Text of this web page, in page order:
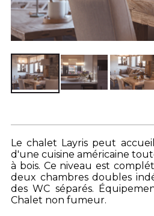
Le chalet Layris peut
d'une cuisine américaine
à bois. Ce niveau est
deux chambres doubles
des WC séparés.
Chalet non fumeur.